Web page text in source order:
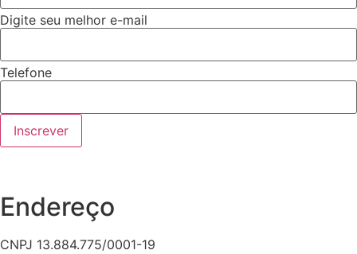
Digite seu melhor e-mail
Telefone
Inscrever
Endereço
CNPJ 13.884.775/0001-19